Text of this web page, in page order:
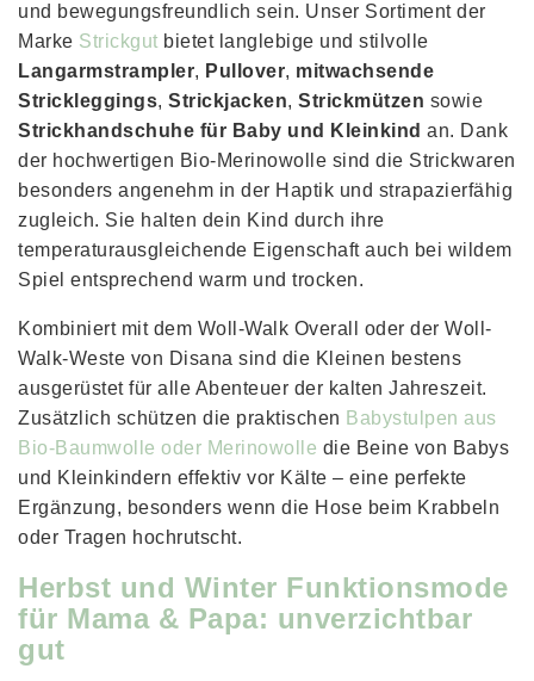
und bewegungsfreundlich sein. Unser Sortiment der
Marke Strickgut bietet langlebige und stilvolle
Langarmstrampler, Pullover, mitwachsende
Strickleggings, Strickjacken, Strickmützen sowie
Strickhandschuhe für Baby und Kleinkind an. Dank
der hochwertigen Bio-Merinowolle sind die Strickwaren
besonders angenehm in der Haptik und strapazierfähig
zugleich. Sie halten dein Kind durch ihre
temperaturausgleichende Eigenschaft auch bei wildem
Spiel entsprechend warm und trocken.
Kombiniert mit dem Woll-Walk Overall oder der Woll-
Walk-Weste von Disana sind die Kleinen bestens
ausgerüstet für alle Abenteuer der kalten Jahreszeit.
Zusätzlich schützen die praktischen Babystulpen aus
Bio-Baumwolle oder Merinowolle die Beine von Babys
und Kleinkindern effektiv vor Kälte – eine perfekte
Ergänzung, besonders wenn die Hose beim Krabbeln
oder Tragen hochrutscht.
Herbst und Winter Funktionsmode
für Mama & Papa: unverzichtbar
gut